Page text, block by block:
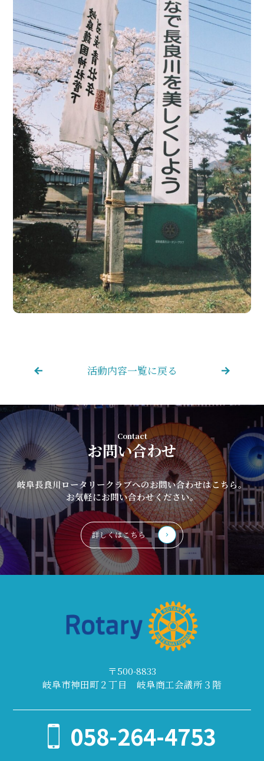
活動内容一覧に戻る
Contact
お問い合わせ
岐阜長良川ロータリークラブへのお問い合わせはこちら。
お気軽にお問い合わせください。
詳しくはこちら
〒500-8833
岐阜市神田町２丁目 岐阜商工会議所３階
058-264-4753